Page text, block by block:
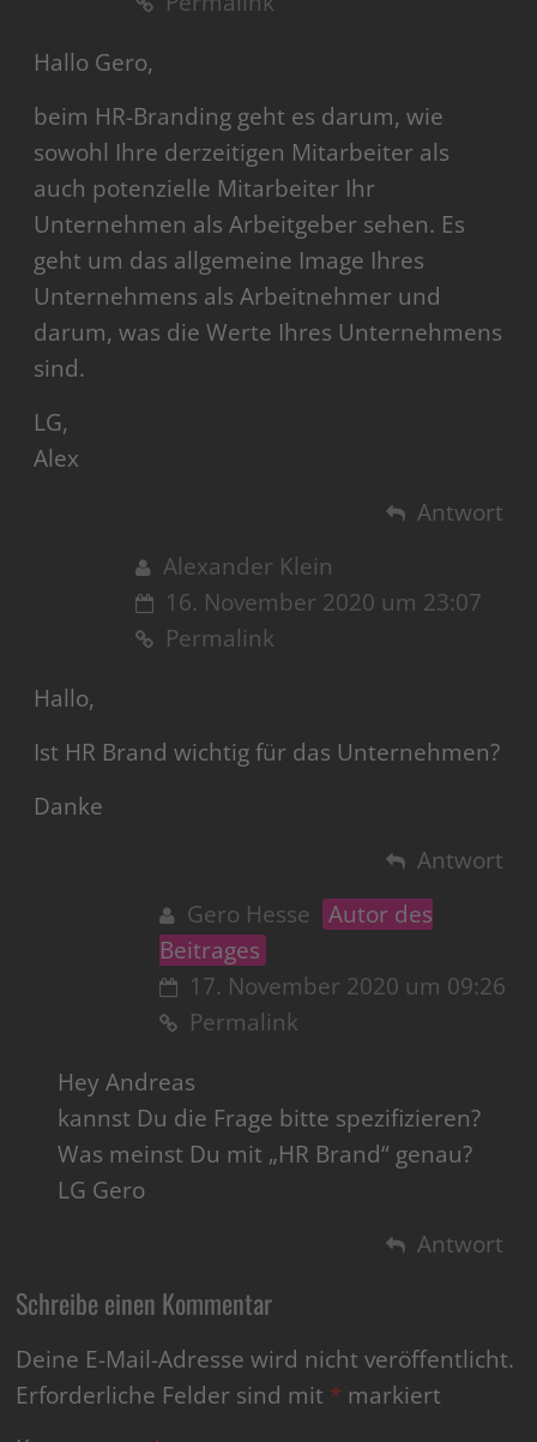
Hallo Gero,
beim HR-Branding geht es darum, wie
sowohl Ihre derzeitigen Mitarbeiter als
auch potenzielle Mitarbeiter Ihr
Unternehmen als Arbeitgeber sehen. Es
geht um das allgemeine Image Ihres
Unternehmens als Arbeitnehmer und
darum, was die Werte Ihres Unternehmens
sind.
LG,
Alex
Antwort
Alexander Klein
16. November 2020 um 23:07
Permalink
Hallo,
Ist HR Brand wichtig für das Unternehmen?
Danke
Antwort
Gero Hesse
Autor des
Beitrages
17. November 2020 um 09:26
Permalink
Hey Andreas
kannst Du die Frage bitte spezifizieren?
Was meinst Du mit „HR Brand“ genau?
LG Gero
Antwort
Schreibe einen Kommentar
Deine E-Mail-Adresse wird nicht veröffentlicht.
Erforderliche Felder sind mit * markiert